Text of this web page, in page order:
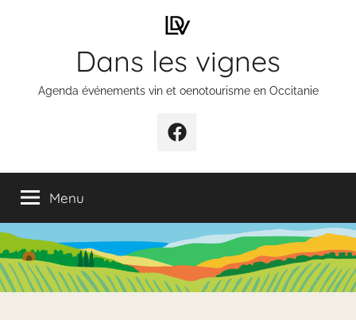
Dans les vignes
Agenda événements vin et oenotourisme en Occitanie
Élément
menu
Menu